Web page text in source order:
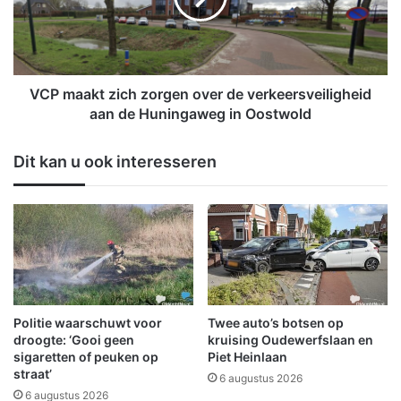
m
i
l
j
i
j
d
e
s
t
a
a
t
s
l
o
t
a
k
t
z
o
r
g
e
n
o
v
e
r
d
e
v
e
VCP maakt zich zorgen over de verkeersveiligheid
aan de Huningaweg in Oostwold
Dit kan u ook interesseren
Politie waarschuwt voor
droogte: ‘Gooi geen
sigaretten of peuken op
straat’
6 augustus 2026
Twee auto’s botsen op
kruising Oudewerfslaan en
Piet Heinlaan
6 augustus 2026